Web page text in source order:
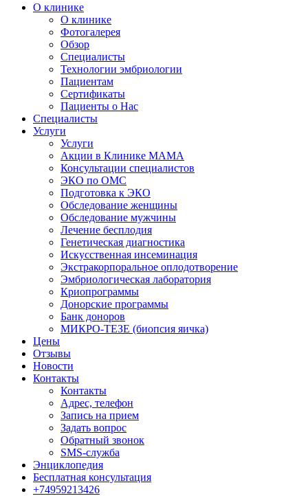
О клинике
О клинике
Фотогалерея
Обзор
Специалисты
Технологии эмбриологии
Пациентам
Сертификаты
Пациенты о Нас
Специалисты
Услуги
Услуги
Акции в Клинике МАМА
Консультации специалистов
ЭКО по ОМС
Подготовка к ЭКО
Обследование женщины
Обследование мужчины
Лечение бесплодия
Генетическая диагностика
Искусственная инсеминация
Экстракорпоральное оплодотворение
Эмбриологическая лаборатория
Криопрограммы
Донорские программы
Банк доноров
МИКРО-ТЕЗЕ (биопсия яичка)
Цены
Отзывы
Новости
Контакты
Контакты
Адрес, телефон
Запись на прием
Задать вопрос
Обратный звонок
SMS-служба
Энциклопедия
Бесплатная консультация
+74959213426